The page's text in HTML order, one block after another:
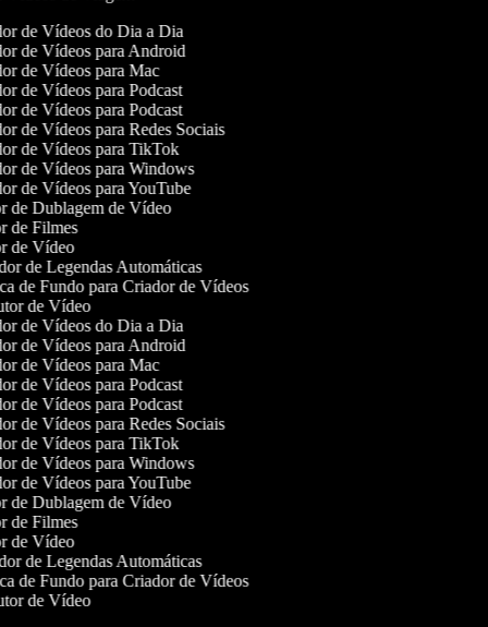
de Vídeos do Dia a Dia
de Vídeos para Android
de Vídeos para Mac
de Vídeos para Podcast
de Vídeos para Podcast
de Vídeos para Redes Sociais
de Vídeos para TikTok
de Vídeos para Windows
de Vídeos para YouTube
de Dublagem de Vídeo
de Filmes
de Vídeo
de Legendas Automáticas
de Fundo para Criador de Vídeos
de Vídeo
de Vídeos do Dia a Dia
de Vídeos para Android
de Vídeos para Mac
de Vídeos para Podcast
de Vídeos para Podcast
de Vídeos para Redes Sociais
de Vídeos para TikTok
de Vídeos para Windows
de Vídeos para YouTube
de Dublagem de Vídeo
de Filmes
de Vídeo
de Legendas Automáticas
de Fundo para Criador de Vídeos
de Vídeo